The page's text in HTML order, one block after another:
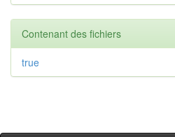
Contenant des fichiers
true